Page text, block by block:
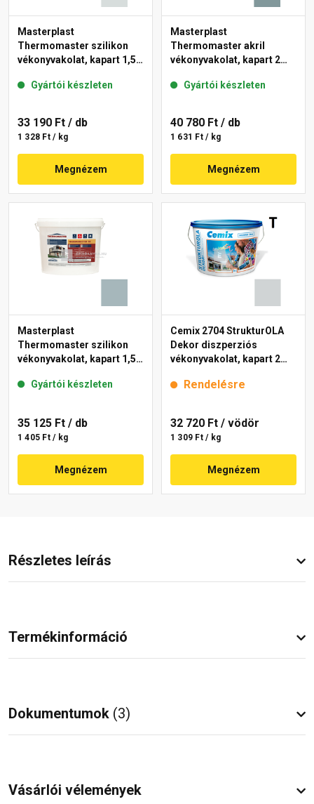
Masterplast
Thermomaster szilikon
vékonyvakolat, kapart 1,5
Gyártói készleten
33 190 Ft / db
1 328 Ft / kg
Megnézem
Masterplast
Thermomaster akril
vékonyvakolat, kapart 2
Gyártói készleten
40 780 Ft / db
1 631 Ft / kg
Megnézem
Masterplast
Thermomaster szilikon
vékonyvakolat, kapart 1,5
Gyártói készleten
35 125 Ft / db
1 405 Ft / kg
Megnézem
Cemix 2704 StrukturOLA
Dekor diszperziós
vékonyvakolat, kapart 2
Rendelésre
32 720 Ft / vödör
1 309 Ft / kg
Megnézem
Részletes leírás
Termékinformáció
Dokumentumok (3)
Vásárlói vélemények